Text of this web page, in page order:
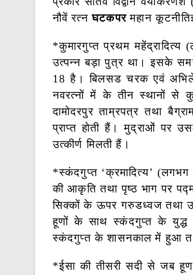
नौवें रत्नघटकपरमहान
*कुमारगुप्त प्रथम महेंद्रादित्य
उत्पन्न बड़ा पुत्र था। इसके
18 है। बिलसड चरक एवं
नवरत्नों में के तीन स्थानों से
दामोदरपुर ताम्रपत्र तथा
प्राप्त होती हैं। मुद्राओं पर
उत्कीर्ण मिलती हैं।
*स्कंदगुप्त ‘क्रमादित्य’
की आकृति तथा पृष्ठ भाग पर
सिक्कों के ऊपर गरुडध्वज तथा
हूणों के साथ स्कंदगुप्त के युद्ध
स्कंदगुप्त के शासनकाल में हुआ
*ईसा की तीसरी सदी से जब हूण